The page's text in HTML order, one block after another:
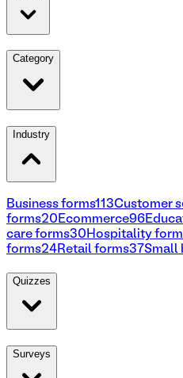
Category
Industry
Business forms113Customer
forms20 Ecommerce96
care forms30 Hospitality
forms24 Retail forms37Small
Quizzes
Surveys